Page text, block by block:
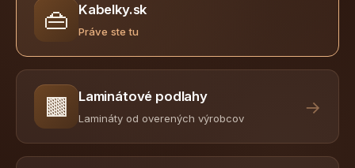
👜 Kabelky.sk
Práve ste tu
🟫 Laminátové podlahy
Lamináty od overených výrobcov
→